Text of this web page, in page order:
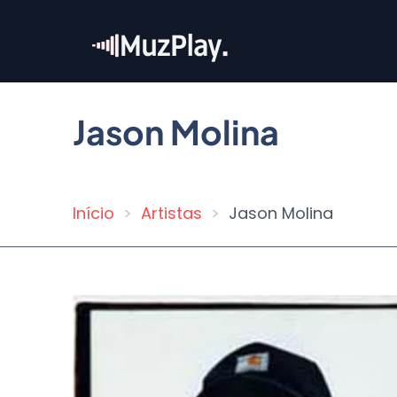
conteúdo
Jason Molina
Trilha
navegação
Início Artistas Jason Molina